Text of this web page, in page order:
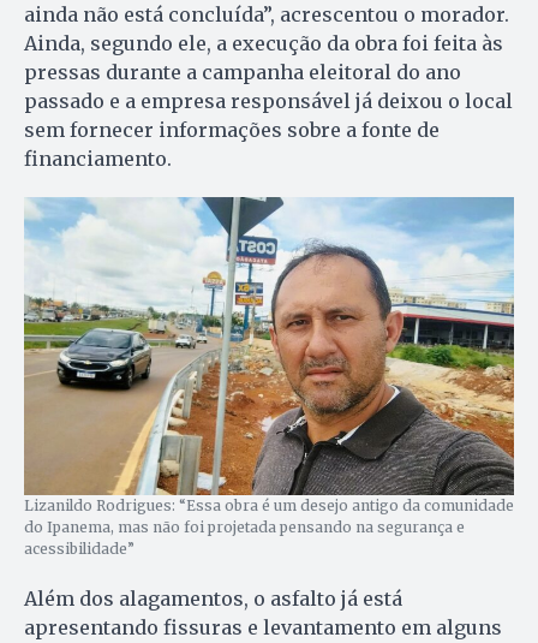
ainda não está concluída”, acrescentou o morador.
Ainda, segundo ele, a execução da obra foi feita às
pressas durante a campanha eleitoral do ano
passado e a empresa responsável já deixou o local
sem fornecer informações sobre a fonte de
financiamento.
Lizanildo Rodrigues: “Essa obra é um desejo antigo da comunidade
do Ipanema, mas não foi projetada pensando na segurança e
acessibilidade”
Além dos alagamentos, o asfalto já está
apresentando fissuras e levantamento em alguns